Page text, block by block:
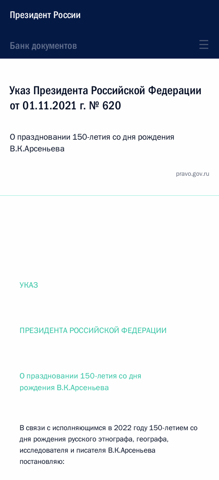
Президент России
Банк документов
Указ Президента Российской Федерации
от 01.11.2021 г. № 620
О праздновании 150-летия со дня рождения
В.К.Арсеньева
pravo.gov.ru
УКАЗ
ПРЕЗИДЕНТА РОССИЙСКОЙ ФЕДЕРАЦИИ
О праздновании 150-летия со дня
рождения В.К.Арсеньева
В связи с исполняющимся в 2022 году 150-летием со
дня рождения русского этнографа, географа,
исследователя и писателя В.К.Арсеньева
постановляю: